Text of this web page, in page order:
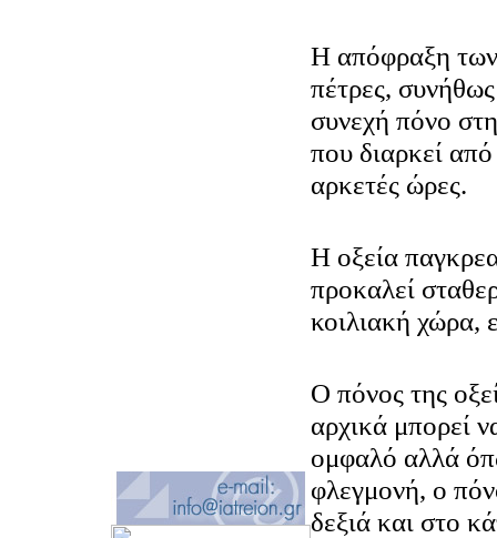
Η απόφραξη
πέτρες,
συνεχή πόνο
που διαρκεί
αρκετές ώρες.
Η οξεία
προκαλεί
κοιλιακή χώρα,
Ο πόνος της
αρχικά μπορεί
ομφαλό αλλά
φλεγμονή, ο
δεξιά και στο